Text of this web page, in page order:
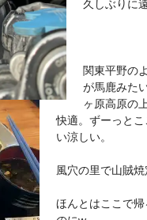
久しぶりに
関東平野の
が馬鹿みた
ヶ原高原の
快適。ずーっと
い涼しい。
風穴の里で山賊焼
ほんとはここで